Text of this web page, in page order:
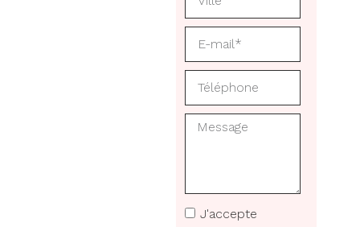
J'accepte